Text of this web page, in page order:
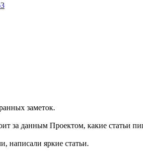
заметок.
за данным Проектом, какие статьи
яркие статьи.